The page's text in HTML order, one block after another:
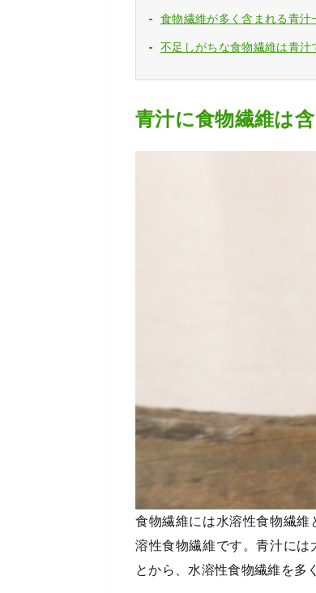
食物繊維が多く含まれる青汁
不足しがちな食物繊維は青汁
青汁に食物繊維は
食物繊維には水溶性食物繊
溶性食物繊維です。青汁には
とから、水溶性食物繊維を多